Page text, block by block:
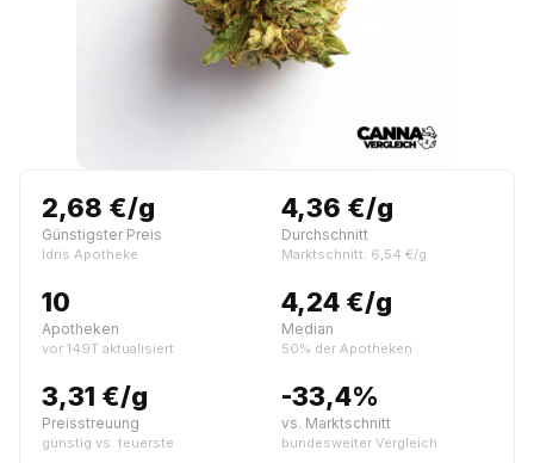
2,68 €/g
Günstigster Preis
Idris Apotheke
4,36 €/g
Durchschnitt
Marktschnitt: 6,54 €/g
10
Apotheken
vor 149T aktualisiert
4,24 €/g
Median
50% der Apotheken
3,31 €/g
Preisstreuung
günstig vs. teuerste
-33,4%
vs. Marktschnitt
bundesweiter Vergleich